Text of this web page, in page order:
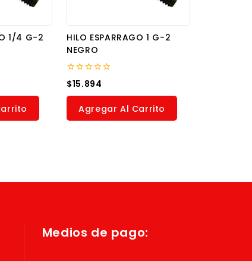
1/4 G-2
HILO ESPARRAGO 1 G-2
NEGRO
0
out
of
$15.894
Agregar Al Carrito
Medios de pago: